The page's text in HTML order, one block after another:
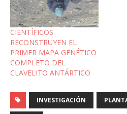
CIENTÍFICOS
RECONSTRUYEN EL
PRIMER MAPA GENÉTICO
COMPLETO DEL
CLAVELITO ANTÁRTICO
INVESTIGACIÓN